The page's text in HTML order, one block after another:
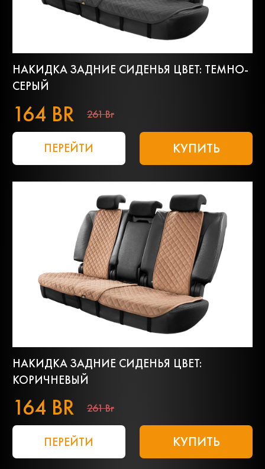
НАКИДКА ЗАДНИЕ СИДЕНЬЯ ЦВЕТ: ТЕМНО-
СЕРЫЙ
164 BR 261 Br
ПЕРЕЙТИ КУПИТЬ
НАКИДКА ЗАДНИЕ СИДЕНЬЯ ЦВЕТ:
КОРИЧНЕВЫЙ
164 BR 261 Br
ПЕРЕЙТИ КУПИТЬ